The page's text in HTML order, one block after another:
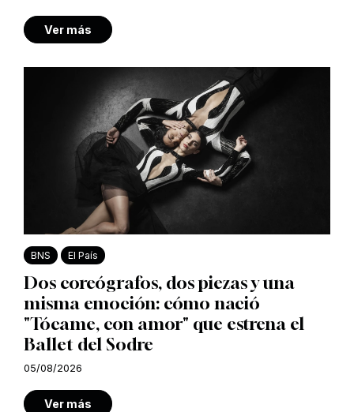
Ver más
BNS El País
Dos coreógrafos, dos piezas y una
misma emoción: cómo nació
"Tócame, con amor" que estrena el
Ballet del Sodre
05/08/2026
Ver más